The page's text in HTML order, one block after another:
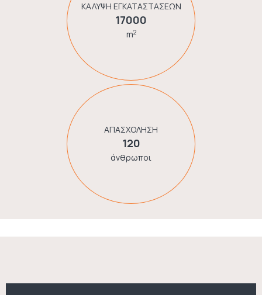
ΚΑΛΥΨΗ ΕΓΚΑΤΑΣΤΑΣΕΩΝ
17000
m2
ΑΠΑΣΧΟΛΗΣΗ
120
άνθρωποι